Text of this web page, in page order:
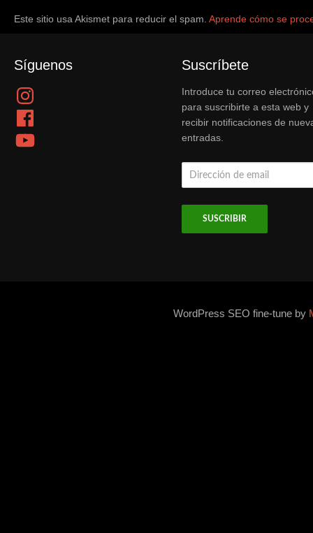
Este sitio usa Akismet para reducir el spam. Aprende cómo se
Síguenos
Instagram
Facebook
YouTube
Suscríbete
Introduce tu correo
para suscribirte a esta web y
recibir notificaciones de
entradas.
Dirección
WordPress SEO fine-tune by